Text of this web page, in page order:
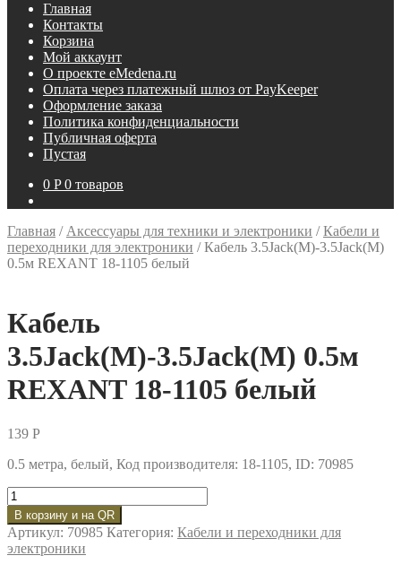
Главная
Контакты
Корзина
Мой аккаунт
О проекте eMedena.ru
Оплата через платежный шлюз от PayKeeper
Оформление заказа
Политика конфиденциальности
Публичная оферта
Пустая
0 P 0 товаров
Главная / Аксессуары для техники и электроники /Кабели и
переходники для электроники /Кабель 3.5Jack(M)-3.5Jack(M)
0.5м REXANT 18-1105 белый
Кабель
3.5Jack(M)-3.5Jack(M) 0.5м
REXANT 18-1105 белый
139 P
0.5 метра, белый, Код производителя: 18-1105, ID: 70985
Количество
товара
Кабель
3.5Jack(M)-3.5Jack(M)
0.5м
В корзину и на QR
Артикул: 70985 Категория: Кабели и переходники для
электроники